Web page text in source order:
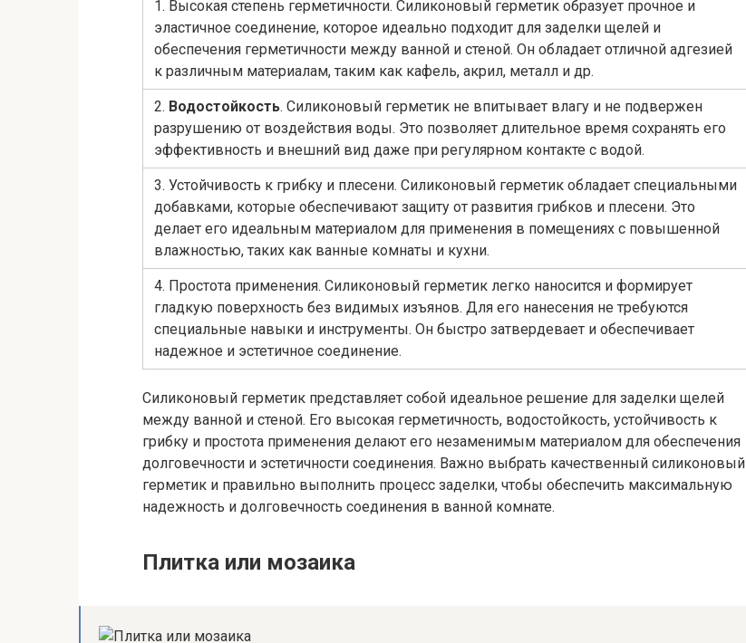
1. Высокая степень герметичности. Силиконовый герметик образует прочное и
эластичное соединение, которое идеально подходит для заделки щелей и
обеспечения герметичности между ванной и стеной. Он обладает отличной адгезией
к различным материалам, таким как кафель, акрил, металл и др.
2. Водостойкость. Силиконовый герметик не впитывает влагу и не подвержен
разрушению от воздействия воды. Это позволяет длительное время сохранять его
эффективность и внешний вид даже при регулярном контакте с водой.
3. Устойчивость к грибку и плесени. Силиконовый герметик обладает специальными
добавками, которые обеспечивают защиту от развития грибков и плесени. Это
делает его идеальным материалом для применения в помещениях с повышенной
влажностью, таких как ванные комнаты и кухни.
4. Простота применения. Силиконовый герметик легко наносится и формирует
гладкую поверхность без видимых изъянов. Для его нанесения не требуются
специальные навыки и инструменты. Он быстро затвердевает и обеспечивает
надежное и эстетичное соединение.
Силиконовый герметик представляет собой идеальное решение для заделки щелей
между ванной и стеной. Его высокая герметичность, водостойкость, устойчивость к
грибку и простота применения делают его незаменимым материалом для обеспечения
долговечности и эстетичности соединения. Важно выбрать качественный силиконовый
герметик и правильно выполнить процесс заделки, чтобы обеспечить максимальную
надежность и долговечность соединения в ванной комнате.
Плитка или мозаика